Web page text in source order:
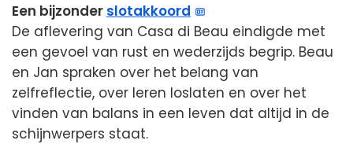
Een bijzonder slotakkoord
De aflevering van Casa di Beau eindigde met
een gevoel van rust en wederzijds begrip. Beau
en Jan spraken over het belang van
zelfreflectie, over leren loslaten en over het
vinden van balans in een leven dat altijd in de
schijnwerpers staat.